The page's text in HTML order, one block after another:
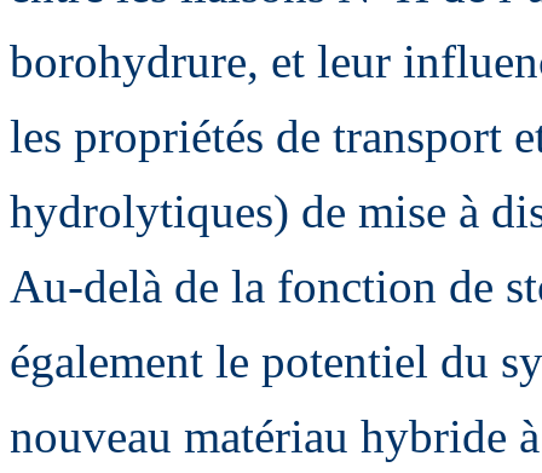
borohydrure, et leur
les propriétés de transport
hydrolytiques) de mise à
Au-delà de la fonction de
également le potentiel du
nouveau matériau hybride